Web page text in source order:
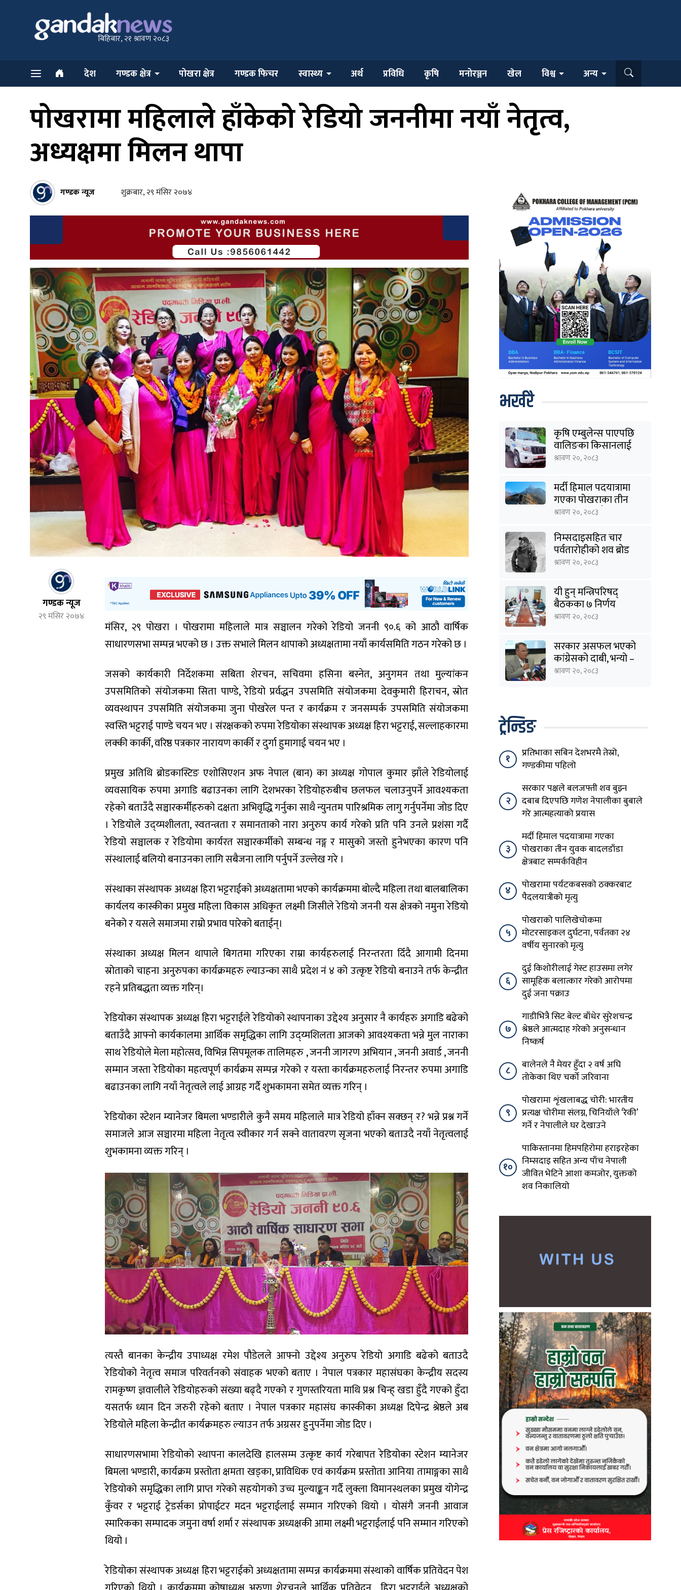
बिहिबार, २१ श्रावण २०८३
देश गण्डक क्षेत्र पोखरा क्षेत्र गण्डक फिचर स्वास्थ्य अर्थ प्रविधि कृषि मनोरञ्जन खेल विश्व अन्य
पोखरामा महिलाले हाँकेको रेडियो जननीमा नयाँ नेतृत्व,
अध्यक्षमा मिलन थापा
गण्डक न्यूज शुक्रबार, २९ मंसिर २०७४
गण्डक न्यूज
२९ मंसिर २०७४
मंसिर, २९ पोखरा । पोखरामा महिलाले मात्र सञ्चालन गरेको रेडियो जननी ९०.६ को आठौ वार्षिक
साधारणसभा सम्पन्न भएको छ । उक्त सभाले मिलन थापाको अध्यक्षतामा नयाँ कार्यसमिति गठन गरेको छ ।
जसको कार्यकारी निर्देशकमा सबिता शेरचन, सचिवमा हसिना बस्नेत, अनुगमन तथा मुल्यांकन
उपसमितिको संयोजकमा सिता पाण्डे, रेडियो प्रर्वद्धन उपसमिति संयोजकमा देवकुमारी हिराचन, स्रोत
व्यवस्थापन उपसमिति संयोजकमा जुना पोखरेल पन्त र कार्यक्रम र जनसम्पर्क उपसमिति संयोजकमा
स्वस्ति भट्टराई पाण्डे चयन भए । संरक्षकको रुपमा रेडियोका संस्थापक अध्यक्ष हिरा भट्टराई, सल्लाहकारमा
लक्की कार्की, वरिष्ठ पत्रकार नारायण कार्की र दुर्गा हुमागाई चयन भए ।
प्रमुख अतिथि ब्रोडकास्टिङ एशोसिएशन अफ नेपाल (बान) का अध्यक्ष गोपाल कुमार झाँले रेडियोलाई
व्यवसायिक रुपमा अगाडि बढाउनका लागि देशभरका रेडियोहरुबीच छलफल चलाउनुपर्ने आवश्यकता
रहेको बताउँदै सञ्चारकर्मीहरुको दक्षता अभिवृद्धि गर्नुका साथै न्युनतम पारिश्रमिक लागु गर्नुपर्नेमा जोड दिए
। रेडियोले उद्य्मशीलता, स्वतन्त्रता र समानताको नारा अनुरुप कार्य गरेको प्रति पनि उनले प्रशंसा गर्दै
रेडियो सञ्चालक र रेडियोमा कार्यरत सञ्चारकर्मीको सम्बन्ध नङ्ग र मासुको जस्तो हुनेभएका कारण पनि
संस्थालाई बलियो बनाउनका लागि सबैजना लागि पर्नुपर्ने उल्लेख गरे ।
संस्थाका संस्थापक अध्यक्ष हिरा भट्टराईको अध्यक्षतामा भएको कार्यक्रममा बोल्दै महिला तथा बालबालिका
कार्यलय कास्कीका प्रमुख महिला विकास अधिकृत लक्ष्मी जिसीले रेडियो जननी यस क्षेत्रको नमुना रेडियो
बनेको र यसले समाजमा राम्रो प्रभाव पारेको बताईन्।
संस्थाका अध्यक्ष मिलन थापाले बिगतमा गरिएका राम्रा कार्यहरुलाई निरन्तरता दिँदै आगामी दिनमा
स्रोताको चाहना अनुरुपका कार्यक्रमहरु ल्याउन्का साथै प्रदेश नं ४ को उत्कृष्ट रेडियो बनाउने तर्फ केन्द्रीत
रहने प्रतिबद्धता व्यक्त गरिन्।
रेडियोका संस्थापक अध्यक्ष हिरा भट्टराईले रेडियोको स्थापनाका उद्देश्य अनुसार नै कार्यहरु अगाडि बढेको
बताउँदै आफ्नो कार्यकालमा आर्थिक समृद्धिका लागि उद्य्मशिलता आजको आवश्यकता भन्ने मुल नाराका
साथ रेडियोले मेला महोत्सव, विभिन्न सिपमूलक तालिमहरु , जननी जागरण अभियान , जननी अवार्ड , जननी
सम्मान जस्ता रेडियोका महत्वपूर्ण कार्यक्रम सम्पन्न गरेको र यस्ता कार्यक्रमहरुलाई निरन्तर रुपमा अगाडि
बढाउनका लागि नयाँ नेतृत्वले लाई आग्रह गर्दै शुभकामना समेत व्यक्त गरिन् ।
रेडियोका स्टेशन म्यानेजर बिमला भण्डारीले कुनै समय महिलाले मात्र रेडियो हाँक्न सक्छन् र? भन्ने प्रश्न गर्ने
समाजले आज सञ्चारमा महिला नेतृत्व स्वीकार गर्न सक्ने वातावरण सृजना भएको बताउदै नयाँ नेतृत्वलाई
शुभकामना व्यक्त गरिन् ।
त्यस्तै बानका केन्द्रीय उपाध्यक्ष रमेश पौडेलले आफ्नो उद्देश्य अनुरुप रेडियो अगाडि बढेको बताउदै
रेडियोको नेतृत्व समाज परिवर्तनको संवाहक भएको बताए । नेपाल पत्रकार महासंघका केन्द्रीय सदस्य
रामकृष्ण ज्ञवालीले रेडियोहरुको संख्या बढ्दै गएको र गुणस्तरियता माथि प्रश्न चिन्ह् खडा हुँदै गएको हुँदा
यसतर्फ ध्यान दिन जरुरी रहेको बताए । नेपाल पत्रकार महासंघ कास्कीका अध्यक्ष दिपेन्द्र श्रेष्ठले अब
रेडियोले महिला केन्द्रीत कार्यक्रमहरु ल्याउन तर्फ अग्रसर हुनुपर्नेमा जोड दिए ।
साधारणसभामा रेडियोको स्थापना कालदेखि हालसम्म उत्कृष्ट कार्य गरेबापत रेडियोका स्टेशन म्यानेजर
बिमला भण्डारी, कार्यक्रम प्रस्तोता क्षमता खड्का, प्राविधिक एवं कार्यक्रम प्रस्तोता आनिया तामाङ्गका साथै
रेडियोको समृद्धिका लागि प्राप्त गरेको सहयोगको उच्च मुल्याङ्कन गर्दै लुक्ला विमानस्थलका प्रमुख योगेन्द्र
कुँवर र भट्टराई ट्रेडर्सका प्रोपाईटर मदन भट्टराईलाई सम्मान गरिएको थियो । योसंगै जननी आवाज
स्मारिकका सम्पादक जमुना वर्षा शर्मा र संस्थापक अध्यक्षकी आमा लक्ष्मी भट्टराईलाई पनि सम्मान गरिएको
थियो ।
रेडियोका संस्थापक अध्यक्ष हिरा भट्टराईको अध्यक्षतामा सम्पन्न कार्यक्रममा संस्थाको वार्षिक प्रतिवेदन पेश
भर्खरै
कृषि एम्बुलेन्स पाएपछि
वालिङका किसानलाई
राहत
श्रावण २०, २०८३
मर्दी हिमाल पदयात्रामा
गएका पोखराका तीन
युवक बादलडाँडा क्षेत्रबाट
श्रावण २०, २०८३
निम्सदाइसहित चार
पर्वतारोहीको शव ब्रोड
पिकबाट बेस क्याम्पमा
श्रावण २०, २०८३
यी हुन् मन्त्रिपरिषद्
बैठकका ७ निर्णय
श्रावण २०, २०८३
सरकार असफल भएको
कांग्रेसको दाबी, भन्यो –
‘जनविश्वासको संकटमा
श्रावण २०, २०८३
ट्रेन्डिङ
१
प्रतिभाका सबिन देशभरमै तेस्रो,
गण्डकीमा पहिलो
२
सरकार पक्षले बलजफ्ती शव बुझ्न
दबाब दिएपछि गणेश नेपालीका बुबाले
गरे आत्महत्याको प्रयास
३
मर्दी हिमाल पदयात्रामा गएका
पोखराका तीन युवक बादलडाँडा
क्षेत्रबाट सम्पर्कविहीन
४
पोखरामा पर्यटकबसको ठक्करबाट
पैदलयात्रीको मृत्यु
५
पोखराको पालिखेचोकमा
मोटरसाइकल दुर्घटना, पर्वतका २४
वर्षीय सुनारको मृत्यु
६
दुई किशोरीलाई गेस्ट हाउसमा लगेर
सामूहिक बलात्कार गरेको आरोपमा
दुई जना पक्राउ
७
गाडीभित्रै सिट बेल्ट बाँधेर सुरेशचन्द्र
श्रेष्ठले आत्मदाह गरेको अनुसन्धान
निष्कर्ष
८
बालेनले नै मेयर हुँदा २ वर्ष अघि
तोकेका थिए चर्को जरिवाना
९
पोखरामा शृंखलाबद्ध चोरी: भारतीय
प्रत्यक्ष चोरीमा संलग्न, चिनियाँले ‘रेकी’
गर्ने र नेपालीले घर देखाउने
१०
पाकिस्तानमा हिमपहिरोमा हराइरहेका
निम्सदाइ सहित अन्य पाँच नेपाली
जीवित भेटिने आशा कमजोर, युक्तको
शव निकालियो